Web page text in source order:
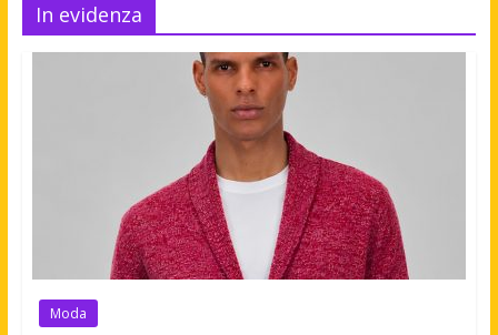
In evidenza
Moda